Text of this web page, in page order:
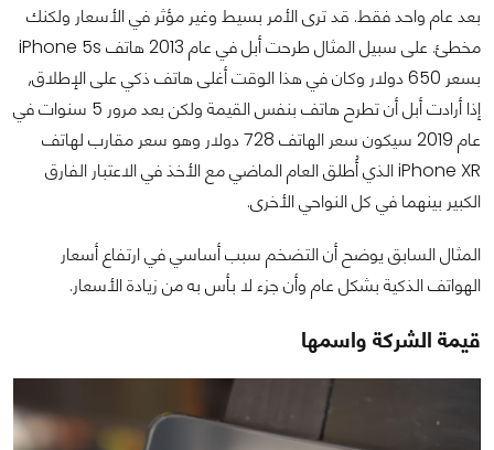
بعد عام واحد فقط. قد ترى الأمر بسيط وغير مؤثر في الأسعار ولكنك
مخطئ. على سبيل المثال طرحت أبل في عام 2013 هاتف iPhone 5s
بسعر 650 دولار وكان في هذا الوقت أغلى هاتف ذكي على الإطلاق,
إذا أرادت أبل أن تطرح هاتف بنفس القيمة ولكن بعد مرور 5 سنوات في
عام 2019 سيكون سعر الهاتف 728 دولار وهو سعر مقارب لهاتف
iPhone XR الذي أُطلق العام الماضي مع الأخذ في الاعتبار الفارق
الكبير بينهما في كل النواحي الأخرى.
المثال السابق يوضح أن التضخم سبب أساسي في ارتفاع أسعار
الهواتف الذكية بشكل عام وأن جزء لا بأس به من زيادة الأسعار.
قيمة الشركة واسمها